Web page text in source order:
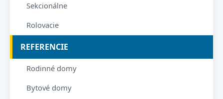
Sekcionálne
Rolovacie
REFERENCIE
Rodinné domy
Bytové domy